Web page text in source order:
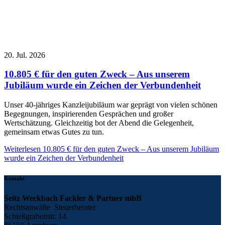
20. Jul. 2026
10.805 € für den guten Zweck – Aus unserem
Jubiläum wurde ein Zeichen der Verbundenheit
Unser 40-jähriges Kanzleijubiläum war geprägt von vielen schönen
Begegnungen, inspirierenden Gesprächen und großer
Wertschätzung. Gleichzeitig bot der Abend die Gelegenheit,
gemeinsam etwas Gutes zu tun.
Weiterlesen 10.805 € für den guten Zweck – Aus unserem Jubiläum
wurde ein Zeichen der Verbundenheit
Kontakt
Seitz Weckbach Fackler & Partner mbB
Rechtsanwälte Steuerberater
Schießgrabenstr. 14